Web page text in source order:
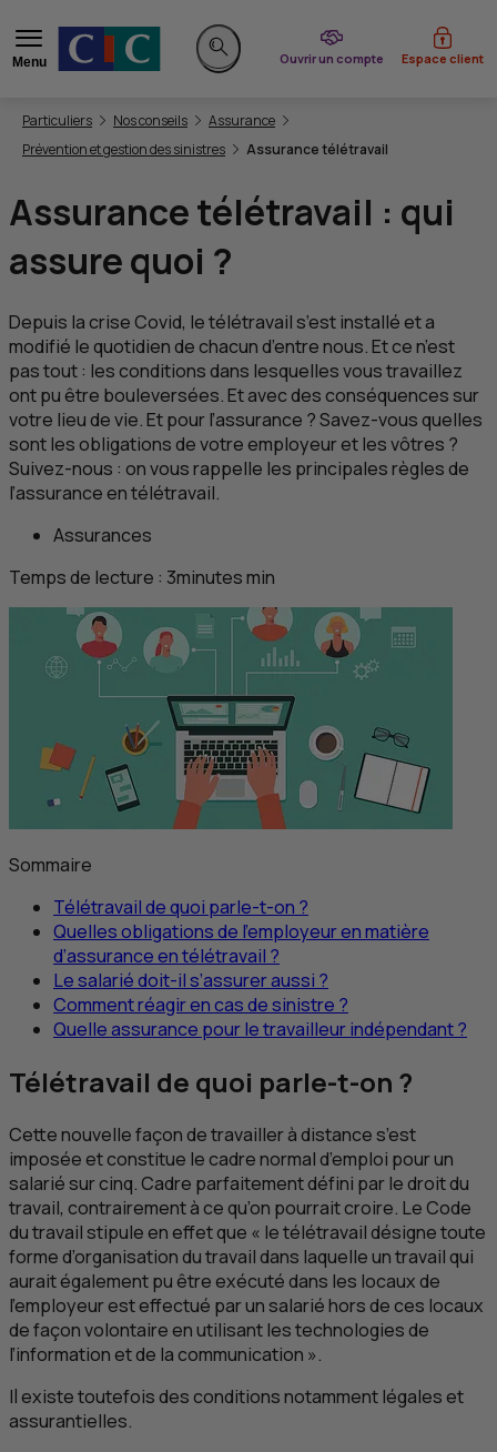
Menu
Rechercher sur le site
Ouvrir un compte
du CIC Espace client
Vous êtes ici:
Particuliers Nos conseils
Assurance
Prévention et gestion des sinistres
Assurance télétravail
Assurance télétravail : qui
assure quoi ?
Depuis la crise Covid, le télétravail s’est installé et a
modifié le quotidien de chacun d’entre nous. Et ce n’est
pas tout : les conditions dans lesquelles vous travaillez
ont pu être bouleversées. Et avec des conséquences sur
votre lieu de vie. Et pour l’assurance ? Savez-vous quelles
sont les obligations de votre employeur et les vôtres ?
Suivez-nous : on vous rappelle les principales règles de
l’assurance en télétravail.
Assurances
Temps de lecture : 3minutesmin
Sommaire
Télétravail de quoi parle-t-on ?
Quelles obligations de l’employeur en matière
d’assurance en télétravail ?
Le salarié doit-il s’assurer aussi ?
Comment réagir en cas de sinistre ?
Quelle assurance pour le travailleur indépendant ?
Télétravail de quoi parle-t-on ?
Cette nouvelle façon de travailler à distance s’est
imposée et constitue le cadre normal d’emploi pour un
salarié sur cinq. Cadre parfaitement défini par le droit du
travail, contrairement à ce qu’on pourrait croire. Le Code
du travail stipule en effet que « le télétravail désigne toute
forme d’organisation du travail dans laquelle un travail qui
aurait également pu être exécuté dans les locaux de
l’employeur est effectué par un salarié hors de ces locaux
de façon volontaire en utilisant les technologies de
l’information et de la communication ».
Il existe toutefois des conditions notamment légales et
assurantielles.